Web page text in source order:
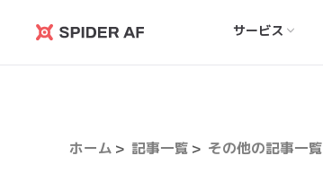
Spider
サービス
ホーム 記事一覧 その他の記事一覧